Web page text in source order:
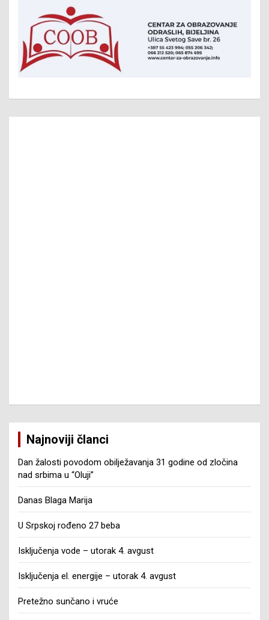
Najnoviji članci
Dan žalosti povodom obilježavanja 31 godine od zločina
nad srbima u “Oluji”
Danas Blaga Marija
U Srpskoj rođeno 27 beba
Isključenja vode – utorak 4. avgust
Isključenja el. energije – utorak 4. avgust
Pretežno sunčano i vruće